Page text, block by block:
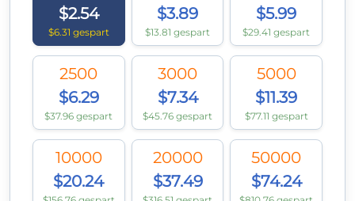
$2.54
$6.31 gespart
$3.89
$13.81 gespart
$5.99
$29.41 gespart
2500
$6.29
$37.96 gespart
3000
$7.34
$45.76 gespart
5000
$11.39
$77.11 gespart
10000
$20.24
20000
$37.49
50000
$74.24